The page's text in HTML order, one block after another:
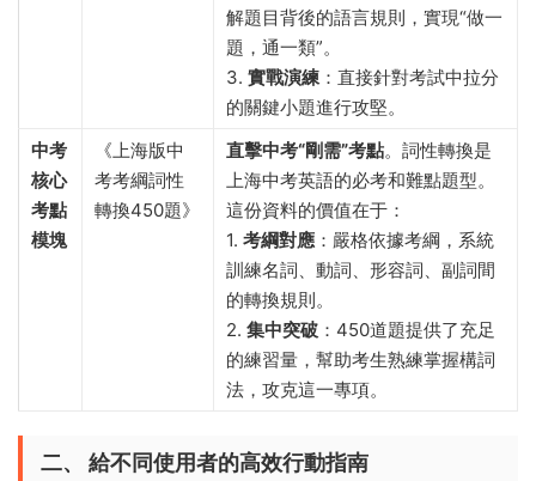
解題目背後的語言規則，實現“做一
題，通一類”。
3. 實戰演練：直接針對考試中拉分
的關鍵小題進行攻堅。
中考
核心
考點
模塊
《上海版中
考考綱詞性
轉換450題》
直擊中考“剛需”考點。詞性轉換是
上海中考英語的必考和難點題型。
這份資料的價值在于：
1. 考綱對應 ：嚴格依據考綱，系統
訓練名詞、動詞、形容詞、副詞間
的轉換規則。
2. 集中突破 ：450道題提供了充足
的練習量，幫助考生熟練掌握構詞
法，攻克這一專項。
二、 給不同使用者的高效行動指南